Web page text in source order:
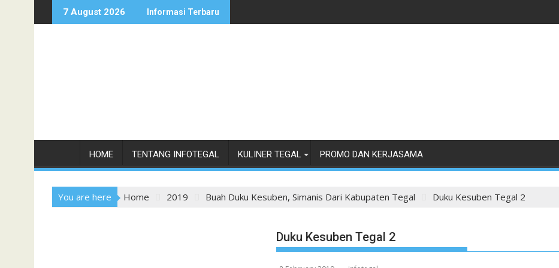
to
7 August 2026 Informasi Terbaru
HOME TENTANG INFOTEGAL KULINER TEGAL PROMO DAN KERJASAMA
You are here Home 2019 Buah Duku Kesuben, Simanis Dari Kabupaten Tegal Duku Kesuben Tegal 2
Duku Kesuben Tegal 2